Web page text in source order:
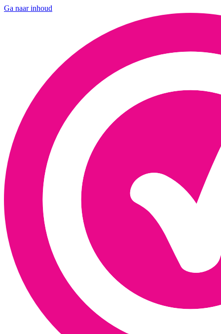
Ga naar inhoud